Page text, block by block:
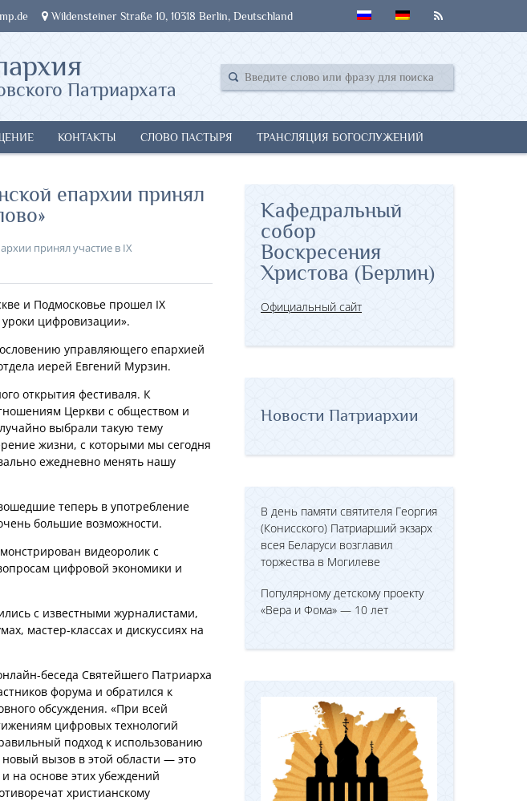
Wildensteiner Straße 10, 10318 Berlin, Deutschland
Патриархата
КОНТАКТЫ СЛОВО ПАСТЫРЯ ТРАНСЛЯЦИЯ БОГОСЛУЖЕНИЙ
епархии принял
принял участие в IX
и Подмосковье прошел IX
цифровизации».
управляющего епархией
иерей Евгений Мурзин.
открытия фестиваля. К
Церкви с обществом и
выбрали такую тему
жизни, с которыми мы сегодня
ежедневно менять нашу
теперь в употребление
большие возможности.
видеоролик с
цифровой экономики и
с известными журналистами,
мастер-классах и дискуссиях на
беседа Святейшего Патриарха
форума и обратился к
обсуждения. «При всей
цифровых технологий
подход к использованию
вызов в этой области — это
на основе этих убеждений
христианскому
Кафедральный
собор
Воскресения
Христова (Берлин)
Официальный сайт
Новости Патриархии
В день памяти святителя Георгия
(Конисского) Патриарший экзарх
всея Беларуси возглавил
торжества в Могилеве
Популярному детскому проекту
«Вера и Фома» — 10 лет